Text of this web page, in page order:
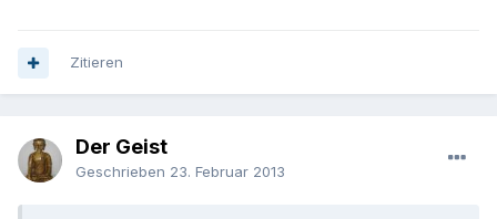
Zitieren
Der Geist
Geschrieben 23. Februar 2013